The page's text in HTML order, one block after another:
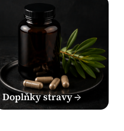
Doplňky stravy →